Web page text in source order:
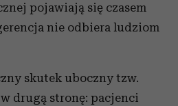
pojawiają się czasem
nie odbiera ludziom
skutek uboczny tzw.
drugą stronę: pacjenci